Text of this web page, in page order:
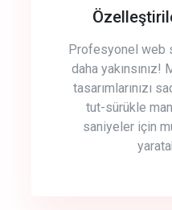
Profesyonel web
daha
tasarımlarınızı
tut-sürükle
saniyeler için